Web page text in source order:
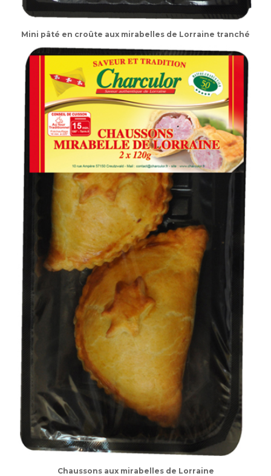
Mini pâté en croûte aux mirabelles de Lorraine tranché
Chaussons aux mirabelles de Lorraine